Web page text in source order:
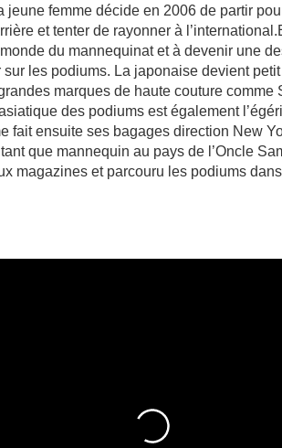
jeune femme décide en 2006 de partir
et tenter de rayonner à
du mannequinat et à devenir une
sur les podiums. La japonaise devient
marques de haute couture comme
des podiums est également
fait ensuite ses bagages direction New
que mannequin au pays de l’Oncle
magazines et parcouru les podiums